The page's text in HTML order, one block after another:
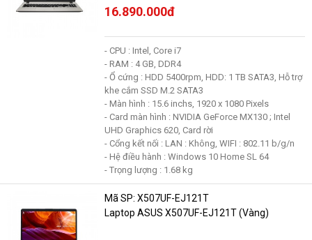
16.890.000đ
- CPU : Intel, Core i7
- RAM : 4 GB, DDR4
- Ổ cứng : HDD 5400rpm, HDD: 1 TB SATA3, Hỗ trợ
khe cắm SSD M.2 SATA3
- Màn hình : 15.6 inchs, 1920 x 1080 Pixels
- Card màn hình : NVIDIA GeForce MX130 ; Intel
UHD Graphics 620, Card rời
- Cổng kết nối : LAN : Không, WIFI : 802.11 b/g/n
- Hệ điều hành : Windows 10 Home SL 64
- Trọng lượng : 1.68 kg
Mã SP: X507UF-EJ121T
Laptop ASUS X507UF-EJ121T (Vàng)